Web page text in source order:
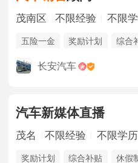
茂南区 不限经验 不限
五险一金 奖励计划 综合
法定节假日
长安汽车
汽车新媒体直播
茂名 不限经验 不限学历
奖励计划 综合补贴 休假